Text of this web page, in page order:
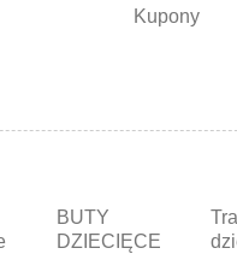
Kupony
BUTY
DZIECIĘCE